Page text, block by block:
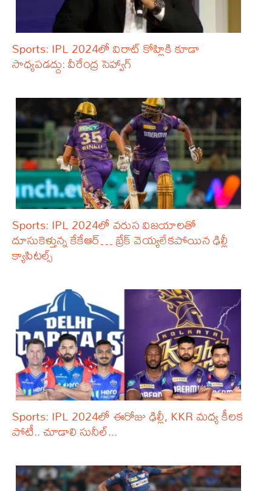
Sports: IPL 2024లో విరాట్ కోహ్లికి కూడా
సాధ్యపడద్దు: వీరేంద్ర సెహ్వాగ్
Sports: IPL 2024లో వరుస విజయాలతో
దూసుకెళ్తున్న కేకేఆర్… బ్రేక్ వెయ్యలేకపోయిన ఢిల్లీ
క్యాపిటల్స్
Sports: IPL 2024లో ఈరోజు ఢిల్లీ, KKR మధ్య కీలక
పోటీ.. చూడాలి సునీల్...